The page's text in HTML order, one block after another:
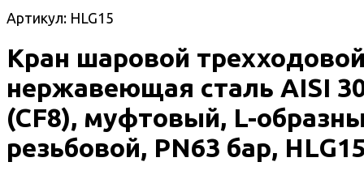
Артикул: HLG15
Кран шаровой
нержавеющая сталь AISI
(CF8), муфтовый, L-
резьбовой, PN63 бар,